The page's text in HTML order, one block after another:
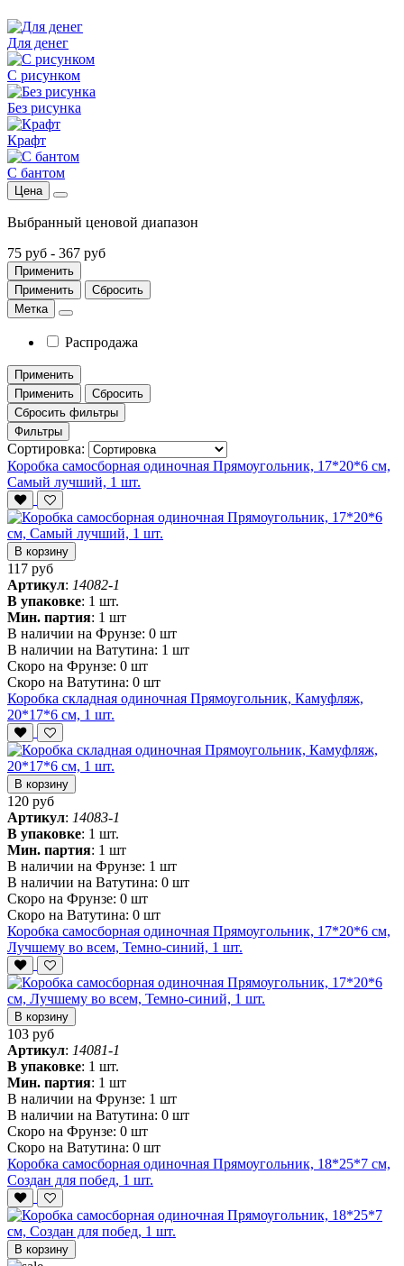
Для денег
С рисунком
Без рисунка
Крафт
С бантом
Цена
Выбранный ценовой диапазон
75 руб - 367 руб
Применить
Применить
Сбросить
Метка
Распродажа
Применить
Применить
Сбросить
Сбросить фильтры
Фильтры
Сортировка:
Коробка самосборная одиночная Прямоугольник, 17*20*6 см,
Самый лучший, 1 шт.
В корзину
117 руб
Артикул: 14082-1
В упаковке: 1 шт.
Мин. партия: 1 шт
В наличии на Фрунзе: 0 шт
В наличии на Ватутина: 1 шт
Скоро на Фрунзе: 0 шт
Скоро на Ватутина: 0 шт
Коробка складная одиночная Прямоугольник, Камуфляж,
20*17*6 см, 1 шт.
В корзину
120 руб
Артикул: 14083-1
В упаковке: 1 шт.
Мин. партия: 1 шт
В наличии на Фрунзе: 1 шт
В наличии на Ватутина: 0 шт
Скоро на Фрунзе: 0 шт
Скоро на Ватутина: 0 шт
Коробка самосборная одиночная Прямоугольник, 17*20*6 см,
Лучшему во всем, Темно-синий, 1 шт.
В корзину
103 руб
Артикул: 14081-1
В упаковке: 1 шт.
Мин. партия: 1 шт
В наличии на Фрунзе: 1 шт
В наличии на Ватутина: 0 шт
Скоро на Фрунзе: 0 шт
Скоро на Ватутина: 0 шт
Коробка самосборная одиночная Прямоугольник, 18*25*7 см,
Создан для побед, 1 шт.
В корзину